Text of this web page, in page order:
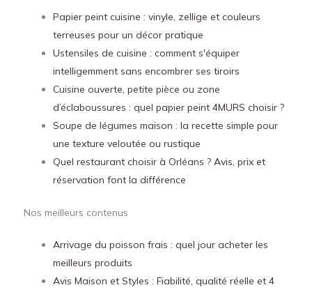
Papier peint cuisine : vinyle, zellige et couleurs
terreuses pour un décor pratique
Ustensiles de cuisine : comment s'équiper
intelligemment sans encombrer ses tiroirs
Cuisine ouverte, petite pièce ou zone
d’éclaboussures : quel papier peint 4MURS choisir ?
Soupe de légumes maison : la recette simple pour
une texture veloutée ou rustique
Quel restaurant choisir à Orléans ? Avis, prix et
réservation font la différence
Nos meilleurs contenus
Arrivage du poisson frais : quel jour acheter les
meilleurs produits
Avis Maison et Styles : Fiabilité, qualité réelle et 4